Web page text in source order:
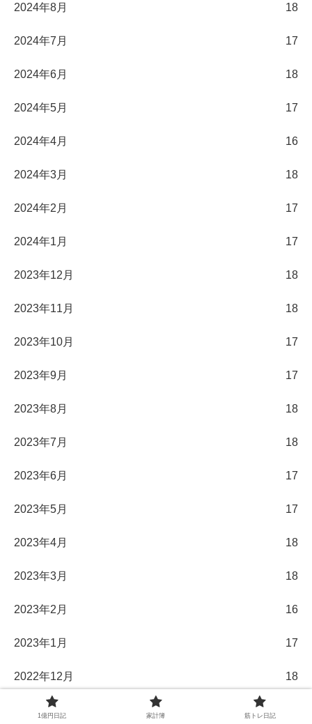
2024年8月 18
2024年7月 17
2024年6月 18
2024年5月 17
2024年4月 16
2024年3月 18
2024年2月 17
2024年1月 17
2023年12月 18
2023年11月 18
2023年10月 17
2023年9月 17
2023年8月 18
2023年7月 18
2023年6月 17
2023年5月 17
2023年4月 18
2023年3月 18
2023年2月 16
2023年1月 17
2022年12月 18
2022年11月
1億円日記 家計簿 筋トレ日記